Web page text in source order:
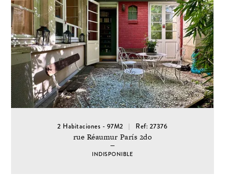
2 Habitaciones - 97M2 Ref: 27376
rue Réaumur París 2do
INDISPONIBLE